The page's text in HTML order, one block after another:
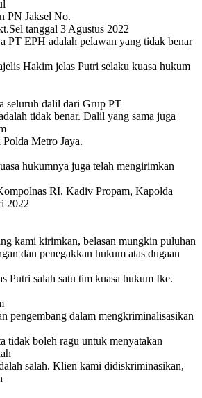
PN Jaksel No.
tanggal 3 Agustus 2022
PT EPH adalah pelawan yang tidak benar
Hakim jelas Putri selaku kuasa hukum
seluruh dalil dari Grup PT
tidak benar. Dalil yang sama juga
Metro Jaya.
hukumnya juga telah mengirimkan
RI, Kadiv Propam, Kapolda
2022
kami kirimkan, belasan mungkin puluhan
dan penegakkan hukum atas dugaan
Putri salah satu tim kuasa hukum Ike.
pengembang dalam mengkriminalisasikan
tidak boleh ragu untuk menyatakan
salah. Klien kami didiskriminasikan,